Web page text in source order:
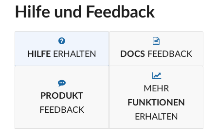
Hilfe und Feedback
HILFE ERHALTEN DOCS FEEDBACK
PRODUKT
FEEDBACK
MEHR
FUNKTIONEN
ERHALTEN